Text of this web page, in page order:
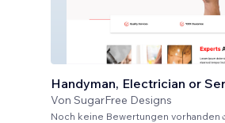
Von SugarFree Designs
Noch keine Bewertungen vorhanden